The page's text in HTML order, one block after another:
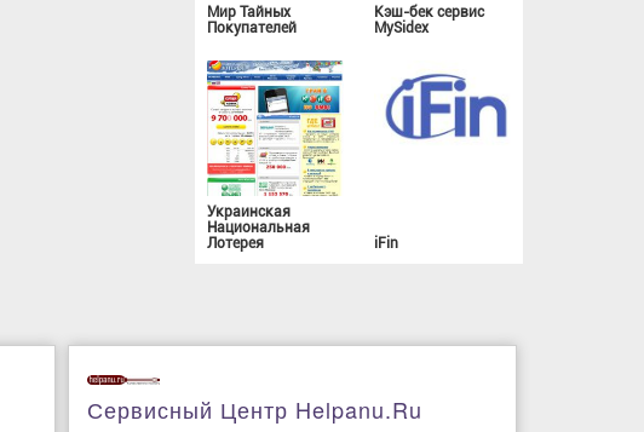
Мир Тайных
Покупателей
Кэш-бек сервис
MySidex
Украинская
Национальная
Лотерея
iFin
Сервисный Центр Helpanu.ru